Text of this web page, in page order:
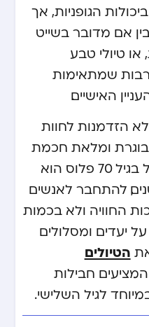
הגופניות, אך
אם מדובר בשייט
או טיולי טבע
רבות שמתאימות
האישיים.
הזדמנות לחוות
ומלאת חכמת
חיים. היתרון הגדול של טיול בגיל 70 פלוס הוא
להתחבר לאנשים
החוויה ולא בכמות
יעדים ומסלולים
הטיולים
המציעים חבילות
לגיל השלישי.